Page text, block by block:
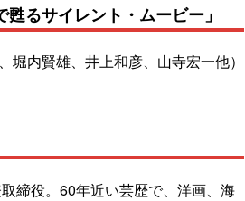
るサイレント・ムービー」
内賢雄、井上和彦、山寺宏一他）
締役。60年近い芸歴で、洋画、海